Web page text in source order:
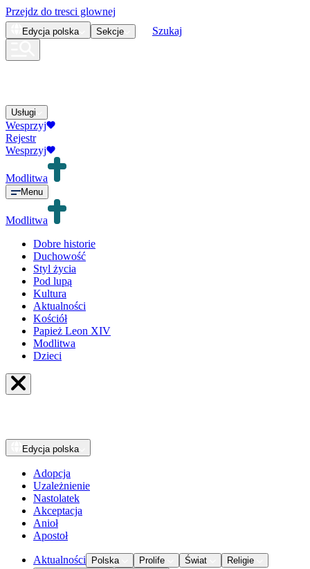
Przejdz do tresci glownej
Edycja polska Sekcje Szukaj
Usługi
Wesprzyj
Rejestr
Wesprzyj
Modlitwa
Menu
Modlitwa
Dobre historie
Duchowość
Styl życia
Pod lupą
Kultura
Aktualności
Kościół
Papież Leon XIV
Modlitwa
Dzieci
Edycja polska
Adopcja
Uzależnienie
Nastolatek
Akceptacja
Anioł
Apostoł
Aktualności Polska Prolife Świat
Religie